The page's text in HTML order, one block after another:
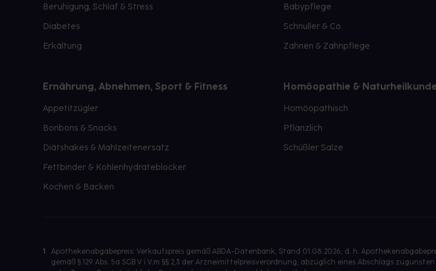
Beruhigung, Schlaf & Stress
Diabetes
Erkältung
Babypflege
Schnuller & Co.
Zahnen & Zahnpflege
Ernährung, Abnehmen, Sport & Fitness
Appetitzügler
Bonbons & Snacks
Diätshakes & Mahlzeitenersatz
Fettbinder & Kohlenhydrateblocker
Kochen & Backen
Homöopathie & Naturheilkunde
Homöopathisch
Pflanzlich
Schüßler Salze
1
Apothekenabgabepreis: Verkaufspreis gemäß ABDA-Datenbank, Stand 01.08.2026, d. h.
gemäß § 129 Abs. 5a SGB V i.V.m §§ 2,3 der Arzneimittelpreisverordnung, abzüglich eines Abschlags